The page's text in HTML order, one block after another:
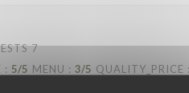
7
: 5/5 MENU : 3/5 QUALITY_PRICE